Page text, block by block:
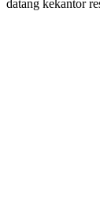
datang kekantor